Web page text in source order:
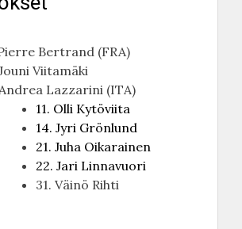
Bertrand (FRA)
Viitamäki
Lazzarini (ITA)
11. Olli Kytöviita
14. Jyri Grönlund
21. Juha Oikarainen
22. Jari Linnavuori
31. Väinö Rihti